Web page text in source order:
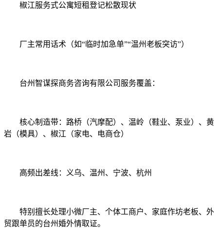
椒江服务式公寓短租登记松散现状
厂主常用话术（如“临时加急单”“温州老板突访”）
台州智谋探商务咨询有限公司服务覆盖：
核心制造带：路桥（汽摩配）、温岭（鞋业、泵业）、黄
岩（模具）、椒江（家电、电商仓）
高频出差线：义乌、温州、宁波、杭州
特别擅长处理小微厂主、个体工商户、家庭作坊老板、外
贸跟单员的台州婚外情取证。